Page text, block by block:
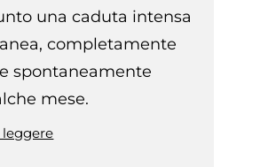
una caduta intensa
completamente
spontaneamente
mese.